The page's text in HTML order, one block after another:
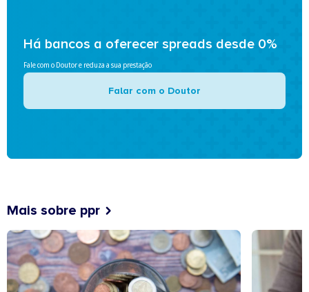
Há bancos a oferecer spreads desde 0%
Fale com o Doutor e reduza a sua prestação
Falar com o Doutor
Mais sobre ppr